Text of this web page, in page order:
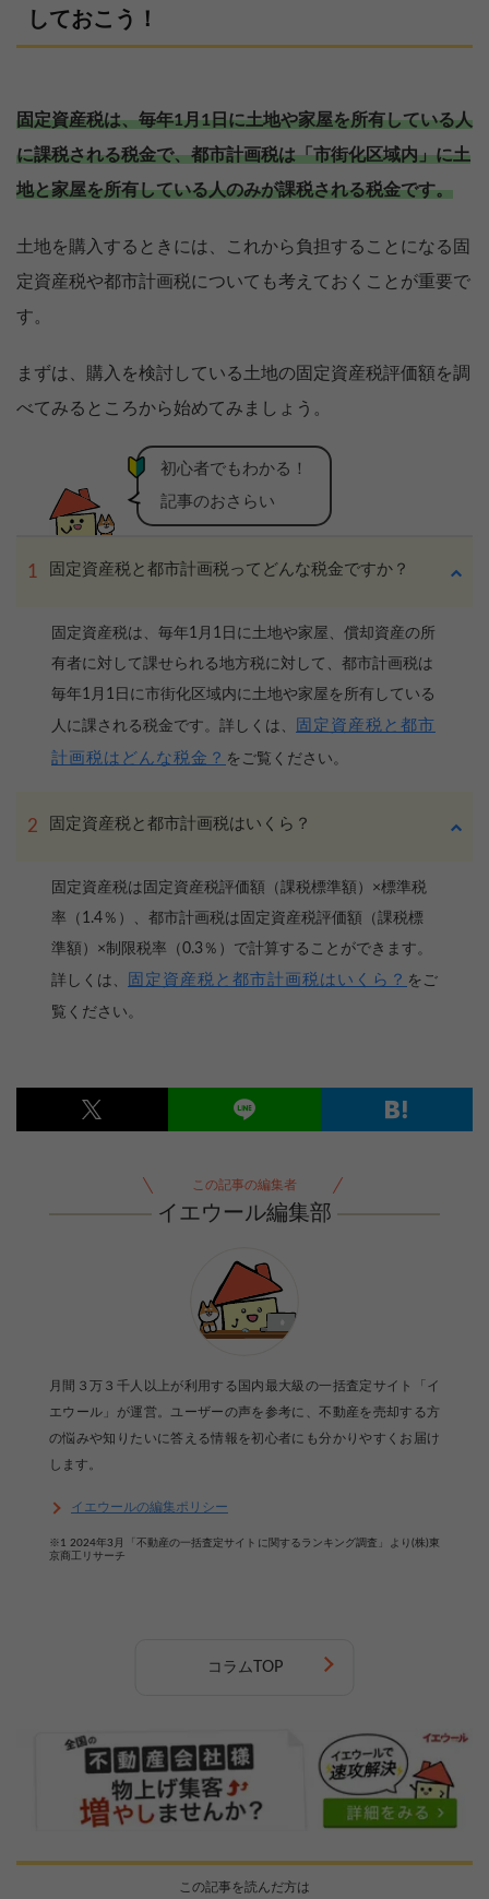
しておこう！
固定資産税は、毎年1月1日に土地や家屋を所有している人
に課税される税金で、都市計画税は「市街化区域内」に土
地と家屋を所有している人のみが課税される税金です。
土地を購入するときには、これから負担することになる固
定資産税や都市計画税についても考えておくことが重要で
す。
まずは、購入を検討している土地の固定資産税評価額を調
べてみるところから始めてみましょう。
初心者でもわかる！
記事のおさらい
固定資産税と都市計画税ってどんな税金ですか？
固定資産税は、毎年1月1日に土地や家屋、償却資産の所
有者に対して課せられる地方税に対して、都市計画税は
毎年1月1日に市街化区域内に土地や家屋を所有している
人に課される税金です。詳しくは、
固定資産税と都市
計画税はどんな税金？ をご覧ください。
固定資産税と都市計画税はいくら？
固定資産税は固定資産税評価額（課税標準額）×標準税
率（1.4％）、都市計画税は固定資産税評価額（課税標
準額）×制限税率（0.3％）で計算することができます。
詳しくは、 固定資産税と都市計画税はいくら？ をご
覧ください。
この記事の編集者
イエウール編集部
月間３万３千人以上が利用する国内最大級の一括査定サイト「イ
エウール」が運営。ユーザーの声を参考に、不動産を売却する方
の悩みや知りたいに答える情報を初心者にも分かりやすくお届け
します。
イエウールの編集ポリシー
※1 2024年3月「不動産の一括査定サイトに関するランキング調査」より(株)東
京商工リサーチ
コラムTOP
この記事を読んだ方は
【完全無料】うちの価格いくら？
無料診断スタート